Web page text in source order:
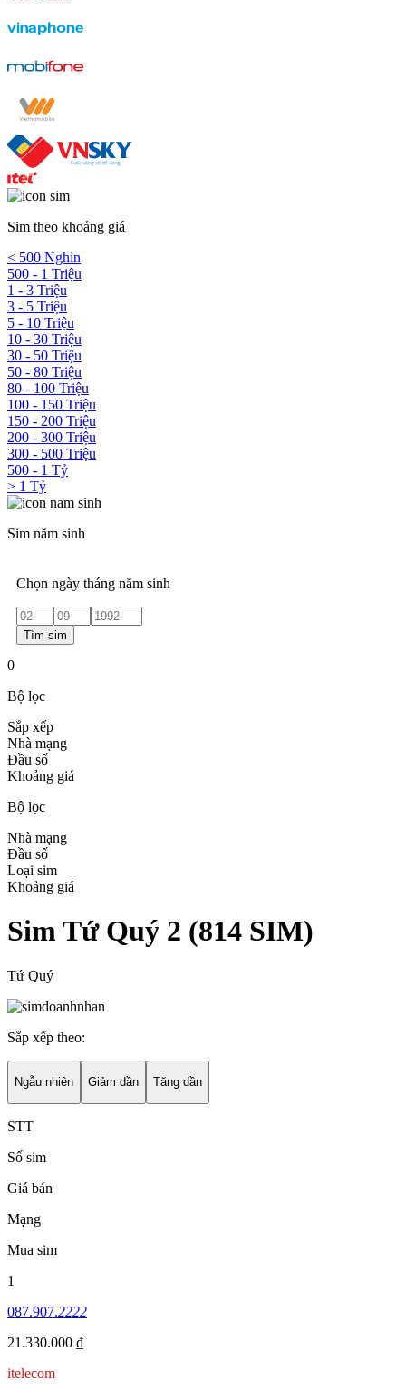
Sim theo khoảng giá
< 500 Nghìn
500 - 1 Triệu
1 - 3 Triệu
3 - 5 Triệu
5 - 10 Triệu
10 - 30 Triệu
30 - 50 Triệu
50 - 80 Triệu
80 - 100 Triệu
100 - 150 Triệu
150 - 200 Triệu
200 - 300 Triệu
300 - 500 Triệu
500 - 1 Tỷ
> 1 Tỷ
Sim năm sinh
Chọn ngày tháng năm sinh
Tìm sim
0
Bộ lọc
Sắp xếp
Nhà mạng
Đầu số
Khoảng giá
Bộ lọc
Nhà mạng
Đầu số
Loại sim
Khoảng giá
Sim Tứ Quý 2 (814 SIM)
Tứ Quý
Sắp xếp theo:
Ngẫu nhiên Giảm dần Tăng dần
STT
Số sim
Giá bán
Mạng
Mua sim
1
087.907.2222
21.330.000 ₫
itelecom